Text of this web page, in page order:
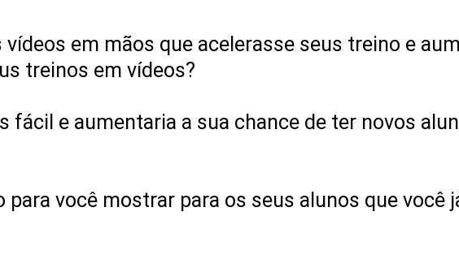
em mãos que acelerasse seus treino e
treinos em vídeos?
fácil e aumentaria a sua chance de ter novos
para você mostrar para os seus alunos que você